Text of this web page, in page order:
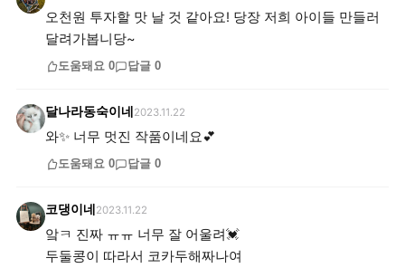
오천원 투자할 맛 날 것 같아요! 당장 저희 아이들 만들러
달려가봅니당~
도움돼요 0 답글 0
달나라동숙이네 2023.11.22
와✨ 너무 멋진 작품이네요💕
도움돼요 0 답글 0
코댕이네 2023.11.22
앜ㅋ 진짜 ㅠㅠ 너무 잘 어울려💓
두둘콩이 따라서 코카두해짜나여